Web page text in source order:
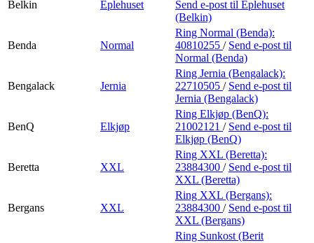
Belkin Eplehuset
Send e-post til Eplehuset
(Belkin)
Benda Normal
Ring Normal (Benda):
40810255 / Send e-post til
Normal (Benda)
Bengalack Jernia
Ring Jernia (Bengalack):
22710505 / Send e-post til
Jernia (Bengalack)
BenQ Elkjøp
Ring Elkjøp (BenQ):
21002121 / Send e-post til
Elkjøp (BenQ)
Beretta XXL
Ring XXL (Beretta):
23884300 / Send e-post til
XXL (Beretta)
Bergans XXL
Ring XXL (Bergans):
23884300 / Send e-post til
XXL (Bergans)
Ring Sunkost (Berit